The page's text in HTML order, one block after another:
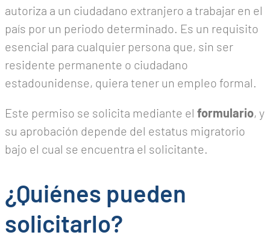
autoriza a un ciudadano extranjero a trabajar en el
país por un periodo determinado. Es un requisito
esencial para cualquier persona que, sin ser
residente permanente o ciudadano
estadounidense, quiera tener un empleo formal.
Este permiso se solicita mediante el formulario, y
su aprobación depende del estatus migratorio
bajo el cual se encuentra el solicitante.
¿Quiénes pueden
solicitarlo?